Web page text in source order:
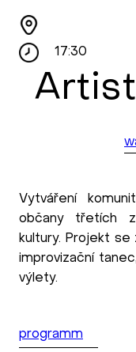
17:30
Vytváření
občany třetích
kultury. Projekt
improvizační
výlety.
programm